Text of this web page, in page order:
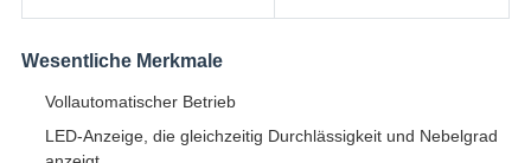
Wesentliche Merkmale
Vollautomatischer Betrieb
LED-Anzeige, die gleichzeitig Durchlässigkeit und Nebelgrad